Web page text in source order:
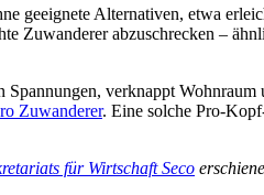
geeignete Alternativen, etwa
Zuwanderer abzuschrecken –
verknappt
Zuwanderer. Eine solche Pro-
für Wirtschaft Seco